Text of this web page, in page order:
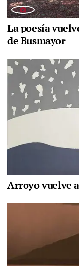
La poesía
de Busmayor
Arroyo vuelve